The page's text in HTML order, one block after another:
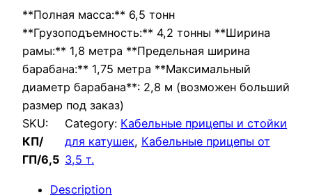
**Полная масса:** 6,5 тонн
**Грузоподъемность:** 4,2 тонны **Ширина
рамы:** 1,8 метра **Предельная ширина
барабана:** 1,75 метра **Максимальный
диаметр барабана**: 2,8 м (возможен больший
размер под заказ)
SKU:
КП/
ГП/6,5
Category: Кабельные прицепы и стойки
для катушек, Кабельные прицепы от
3,5 т.
Description